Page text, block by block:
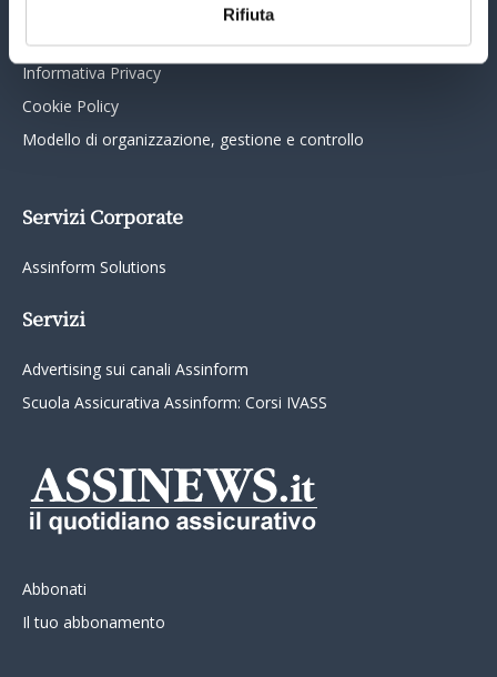
Rifiuta
Collabora con noi
Informativa Privacy
Cookie Policy
Modello di organizzazione, gestione e controllo
Servizi Corporate
Assinform Solutions
Servizi
Advertising sui canali Assinform
Scuola Assicurativa Assinform: Corsi IVASS
Abbonati
Il tuo abbonamento